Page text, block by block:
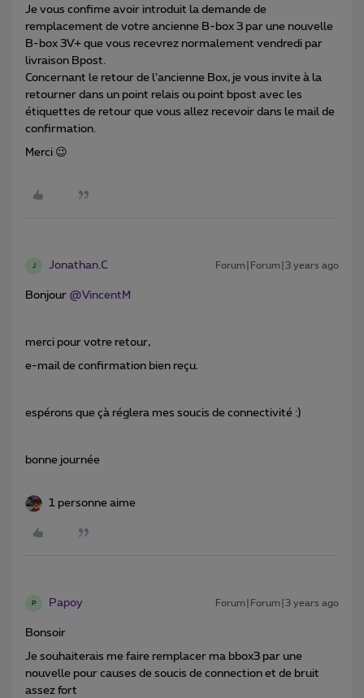
Je vous confime avoir introduit la demande de
remplacement de votre ancienne B-box 3 par une nouvelle
B-box 3V+ que vous recevrez normalement vendredi par
livraison Bpost.
Concernant le retour de l’ancienne Box, je vous invite à la
retourner dans un point relais ou point bpost avec les
étiquettes de retour que vous allez recevoir dans le mail de
confirmation.
Merci 😉
Jonathan.C Forum|Forum|3 years ago
Bonjour @VincentM
merci pour votre retour,
e-mail de confirmation bien reçu.
espérons que çà réglera mes soucis de connectivité :)
bonne journée
1 personne aime
P Papoy Forum|Forum|3 years ago
Bonsoir
Je souhaiterais me faire remplacer ma bbox3 par une
nouvelle pour causes de soucis de connection et de bruit
assez fort